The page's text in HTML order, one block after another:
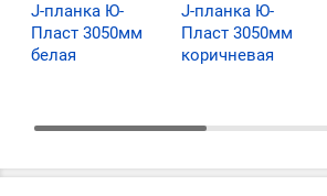
J-планка Ю-
Пласт 3050мм
белая
J-планка Ю-
Пласт 3050мм
коричневая